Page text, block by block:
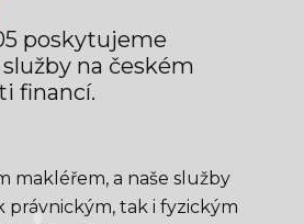
poskytujeme
na českém
financí.
makléřem, a naše služby
právnickým, tak i fyzickým